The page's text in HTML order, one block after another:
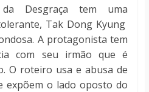
Desgraça tem uma
Tak Dong Kyung
A protagonista tem
com seu irmão que é
O roteiro usa e abusa de
expõem o lado oposto do